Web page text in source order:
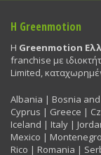
Η Greenmotion
Η Greenmotion
franchise με
Limited,
Albania | Bosnia
Cyprus | Greece |
Iceland | Italy |
Mexico |
Rico | Romania |